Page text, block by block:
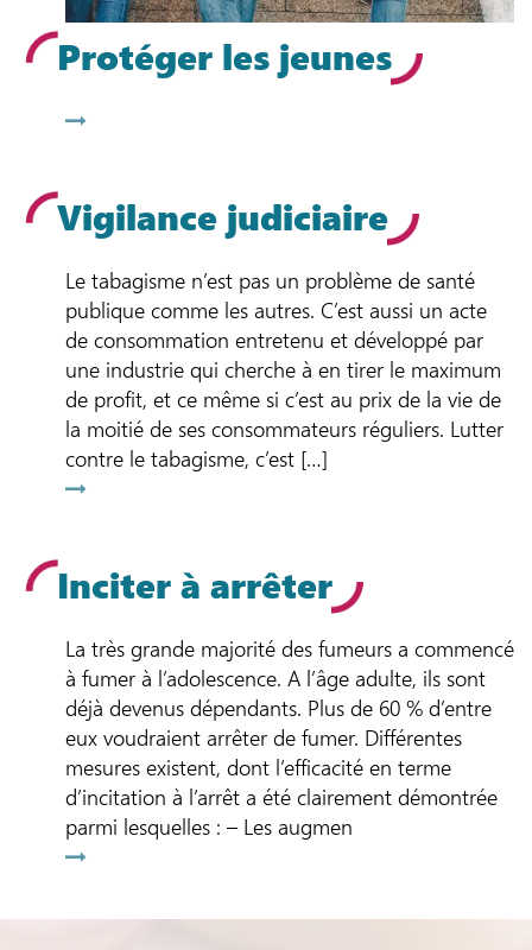
Protéger les jeunes
Vigilance judiciaire
Le tabagisme n’est pas un problème de santé
publique comme les autres. C’est aussi un acte
de consommation entretenu et développé par
une industrie qui cherche à en tirer le maximum
de profit, et ce même si c’est au prix de la vie de
la moitié de ses consommateurs réguliers. Lutter
contre le tabagisme, c’est […]
Inciter à arrêter
La très grande majorité des fumeurs a commencé
à fumer à l’adolescence. A l’âge adulte, ils sont
déjà devenus dépendants. Plus de 60 % d’entre
eux voudraient arrêter de fumer. Différentes
mesures existent, dont l’efficacité en terme
d’incitation à l’arrêt a été clairement démontrée
parmi lesquelles : – Les augmen